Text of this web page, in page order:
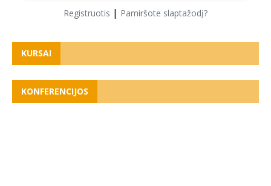
Registruotis | Pamiršote slaptažodį?
KURSAI
KONFERENCIJOS